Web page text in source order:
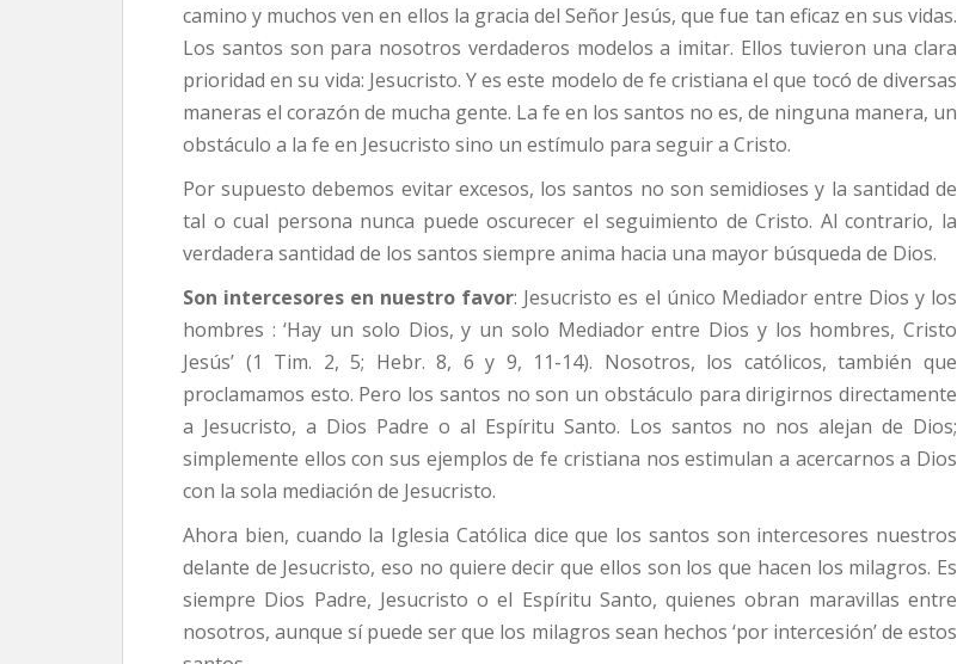
camino y muchos ven en ellos la gracia del Señor Jesús, que fue tan eficaz en sus vidas.
Los santos son para nosotros verdaderos modelos a imitar. Ellos tuvieron una clara
prioridad en su vida: Jesucristo. Y es este modelo de fe cristiana el que tocó de diversas
maneras el corazón de mucha gente. La fe en los santos no es, de ninguna manera, un
obstáculo a la fe en Jesucristo sino un estímulo para seguir a Cristo.
Por supuesto debemos evitar excesos, los santos no son semidioses y la santidad de
tal o cual persona nunca puede oscurecer el seguimiento de Cristo. Al contrario, la
verdadera santidad de los santos siempre anima hacia una mayor búsqueda de Dios.
Son intercesores en nuestro favor: Jesucristo es el único Mediador entre Dios y los
hombres : ‘Hay un solo Dios, y un solo Mediador entre Dios y los hombres, Cristo
Jesús’ (1 Tim. 2, 5; Hebr. 8, 6 y 9, 11-14). Nosotros, los católicos, también que
proclamamos esto. Pero los santos no son un obstáculo para dirigirnos directamente
a Jesucristo, a Dios Padre o al Espíritu Santo. Los santos no nos alejan de Dios;
simplemente ellos con sus ejemplos de fe cristiana nos estimulan a acercarnos a Dios
con la sola mediación de Jesucristo.
Ahora bien, cuando la Iglesia Católica dice que los santos son intercesores nuestros
delante de Jesucristo, eso no quiere decir que ellos son los que hacen los milagros. Es
siempre Dios Padre, Jesucristo o el Espíritu Santo, quienes obran maravillas entre
nosotros, aunque sí puede ser que los milagros sean hechos ‘por intercesión’ de estos